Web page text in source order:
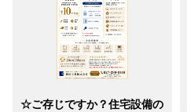
☆ご存じですか？住宅設備の